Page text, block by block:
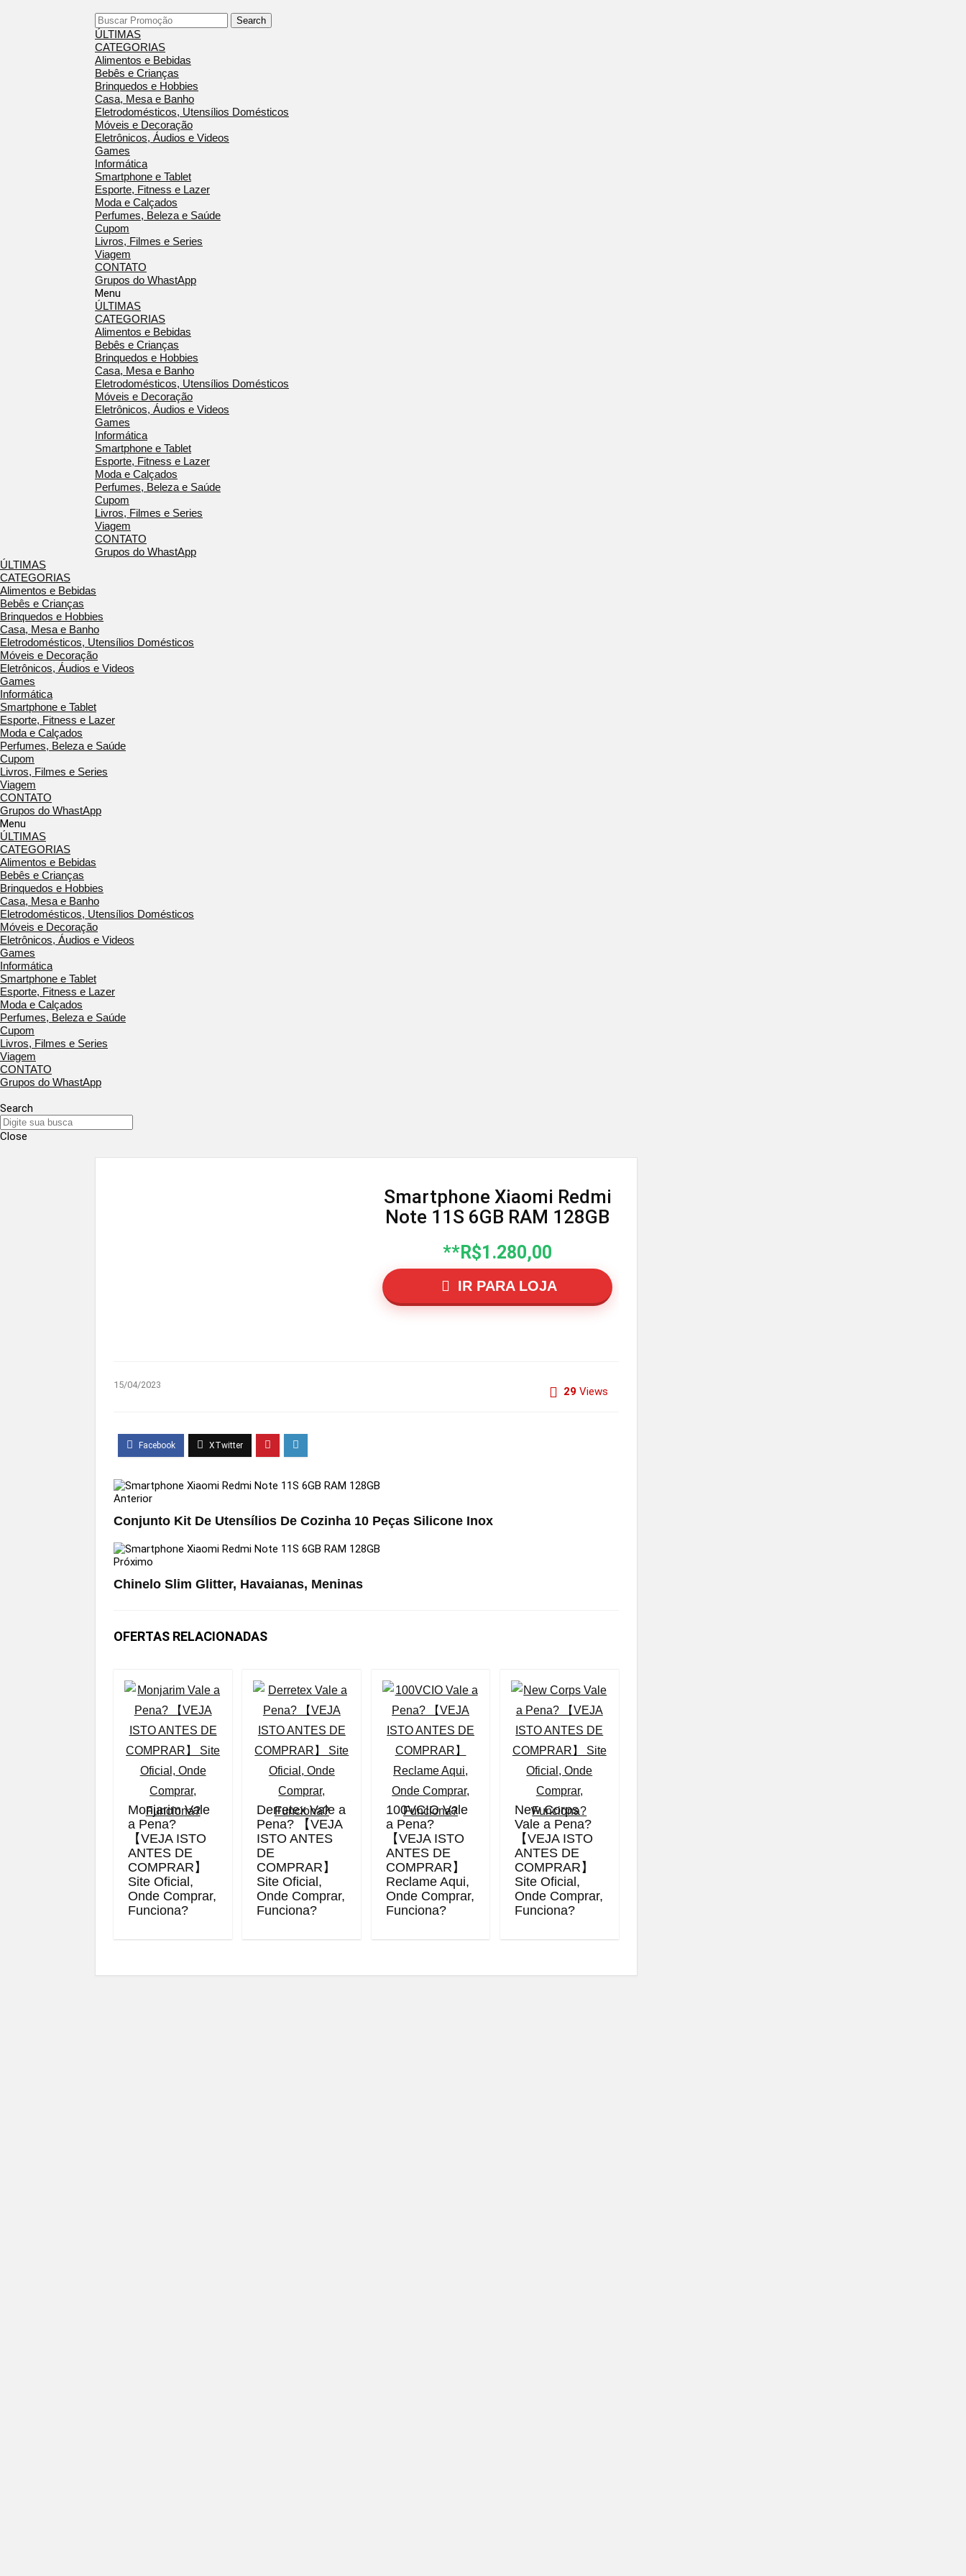
Search
ÚLTIMAS
CATEGORIAS
Alimentos e Bebidas
Bebês e Crianças
Brinquedos e Hobbies
Casa, Mesa e Banho
Eletrodomésticos, Utensílios Domésticos
Móveis e Decoração
Eletrônicos, Áudios e Videos
Games
Informática
Smartphone e Tablet
Esporte, Fitness e Lazer
Moda e Calçados
Perfumes, Beleza e Saúde
Cupom
Livros, Filmes e Series
Viagem
CONTATO
Grupos do WhastApp
Menu
ÚLTIMAS
CATEGORIAS
Alimentos e Bebidas
Bebês e Crianças
Brinquedos e Hobbies
Casa, Mesa e Banho
Eletrodomésticos, Utensílios Domésticos
Móveis e Decoração
Eletrônicos, Áudios e Videos
Games
Informática
Smartphone e Tablet
Esporte, Fitness e Lazer
Moda e Calçados
Perfumes, Beleza e Saúde
Cupom
Livros, Filmes e Series
Viagem
CONTATO
Grupos do WhastApp
ÚLTIMAS
CATEGORIAS
Alimentos e Bebidas
Bebês e Crianças
Brinquedos e Hobbies
Casa, Mesa e Banho
Eletrodomésticos, Utensílios Domésticos
Móveis e Decoração
Eletrônicos, Áudios e Videos
Games
Informática
Smartphone e Tablet
Esporte, Fitness e Lazer
Moda e Calçados
Perfumes, Beleza e Saúde
Cupom
Livros, Filmes e Series
Viagem
CONTATO
Grupos do WhastApp
Menu
ÚLTIMAS
CATEGORIAS
Alimentos e Bebidas
Bebês e Crianças
Brinquedos e Hobbies
Casa, Mesa e Banho
Eletrodomésticos, Utensílios Domésticos
Móveis e Decoração
Eletrônicos, Áudios e Videos
Games
Informática
Smartphone e Tablet
Esporte, Fitness e Lazer
Moda e Calçados
Perfumes, Beleza e Saúde
Cupom
Livros, Filmes e Series
Viagem
CONTATO
Grupos do WhastApp
Search
Close
Smartphone Xiaomi Redmi
Note 11S 6GB RAM 128GB
**R$1.280,00
IR PARA LOJA
15/04/2023
29 Views
Anterior
Conjunto Kit De Utensílios De Cozinha 10 Peças Silicone Inox
Próximo
Chinelo Slim Glitter, Havaianas, Meninas
OFERTAS RELACIONADAS
Monjarim Vale
a Pena?
【VEJA ISTO
ANTES DE
COMPRAR】
Site Oficial,
Onde Comprar,
Funciona?
Derretex Vale a
Pena? 【VEJA
ISTO ANTES
DE
COMPRAR】
Site Oficial,
Onde Comprar,
Funciona?
100VCIO Vale
a Pena?
【VEJA ISTO
ANTES DE
COMPRAR】
Reclame Aqui,
Onde Comprar,
Funciona?
New Corps
Vale a Pena?
【VEJA ISTO
ANTES DE
COMPRAR】
Site Oficial,
Onde Comprar,
Funciona?